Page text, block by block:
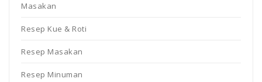
Masakan
Resep Kue & Roti
Resep Masakan
Resep Minuman